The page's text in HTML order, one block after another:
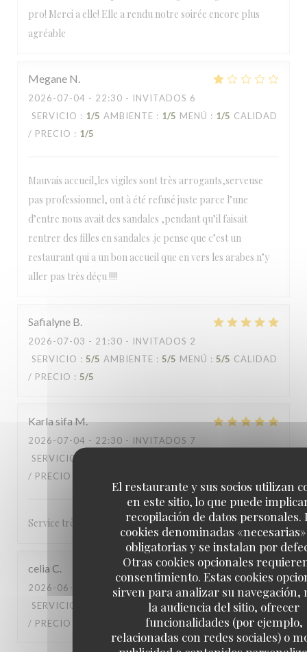
El restaurante y sus socios utilizan
en este sitio, lo que puede
recopilación de datos personales.
cookies denominadas
obligatorias y se instalan por
Otras cookies opcionales
consentimiento. Estas cookies
sirven para analizar su navegación,
la audiencia del sitio, ofrecer
funcionalidades (por ejemplo,
relacionadas con redes sociales) o
pro! Merci a elle! Elle a rendu notre soirée encore plus
agréable
Megane N
2026-07-04 - 22:30 - INVITADOS 6
SERVICIO : 1/5 AMBIENTE : 1/5 MENÚ : 1/5 CALIDAD
/ PRECIO : 1/5
Mauvais accueil,les vigiles sont très arrogants,serveuse
pas professionnel, ont à été refusé juste parce l’une
d’entre nous avait des sandales ,pendant qu’il faisait
rentrer des filles en sandales .je pense que c’est un
restaurant qui a un bon accueil que en vers les arabes n’y
aller pas très déçu !!!!
Safialyne B
2026-07-03 - 21:30 - INVITADOS 2
SERVICIO : 5/5 AMBIENTE : 5/5 MENÚ : 5/5 CALIDAD
/ PRECIO : 5/5
Karla sifa M
2026-07-04 - 22:30 - INVITADOS 7
SERVICIO
/ PRECIO
Service très accueillant et rapide
celia C
2026-06-27
- 20:30 - INVITADOS 5
SERVICIO
AMBIENTE: 4/5 MENÚ: 4/5 CALIDAD
/ PRECIO